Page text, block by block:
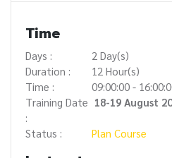
Time
Days :
2 Day(s)
Duration :
12 Hour(s)
Time :
09:00:00 -
Training Date
:
18-19 August
Status : Plan Course